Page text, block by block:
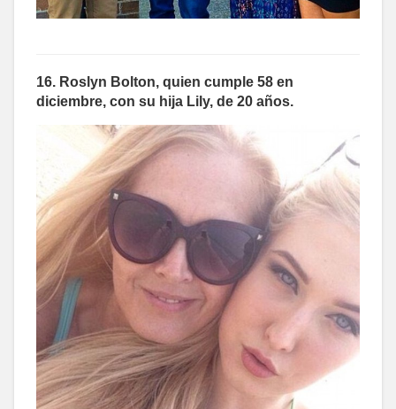
16. Roslyn Bolton, quien cumple 58 en
diciembre, con su hija Lily, de 20 años.